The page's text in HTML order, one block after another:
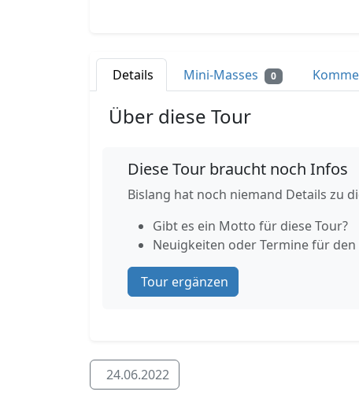
Details Mini-Masses 0
Über diese Tour
Diese Tour braucht noch Infos
Bislang hat noch niemand Details zu
Gibt es ein Motto für diese Tour?
Neuigkeiten oder Termine für den
Tour ergänzen
24.06.2022